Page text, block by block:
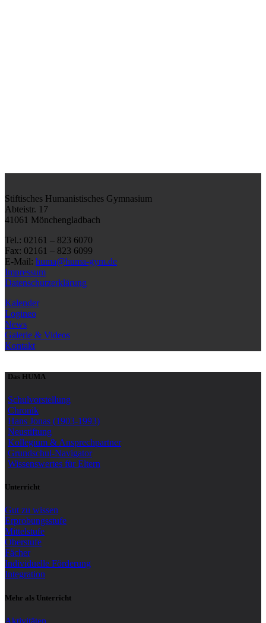
Stiftisches Humanistisches Gymnasium
Abteistr. 17
41061 Mönchengladbach
Tel.: 02161 – 823 6070
Fax: 02161 – 823 6099
E-Mail: huma@huma-gym.de
Impressum
Datenschutzerklärung
Kalender
Logineo
News
Galerie & Videos
Kontakt
Das HUMA
Schulvorstellung
Chronik
Hans Jonas (1903-1993)
Neustiftung
Kollegium & Ansprechpartner
Grundschul-Navigator
Wissenswertes für Eltern
Unterricht
Gut zu wissen
Erprobungsstufe
Mittelstufe
Oberstufe
Fächer
Individuelle Förderung
Integration
Mehr als Unterricht
Aktivitäten